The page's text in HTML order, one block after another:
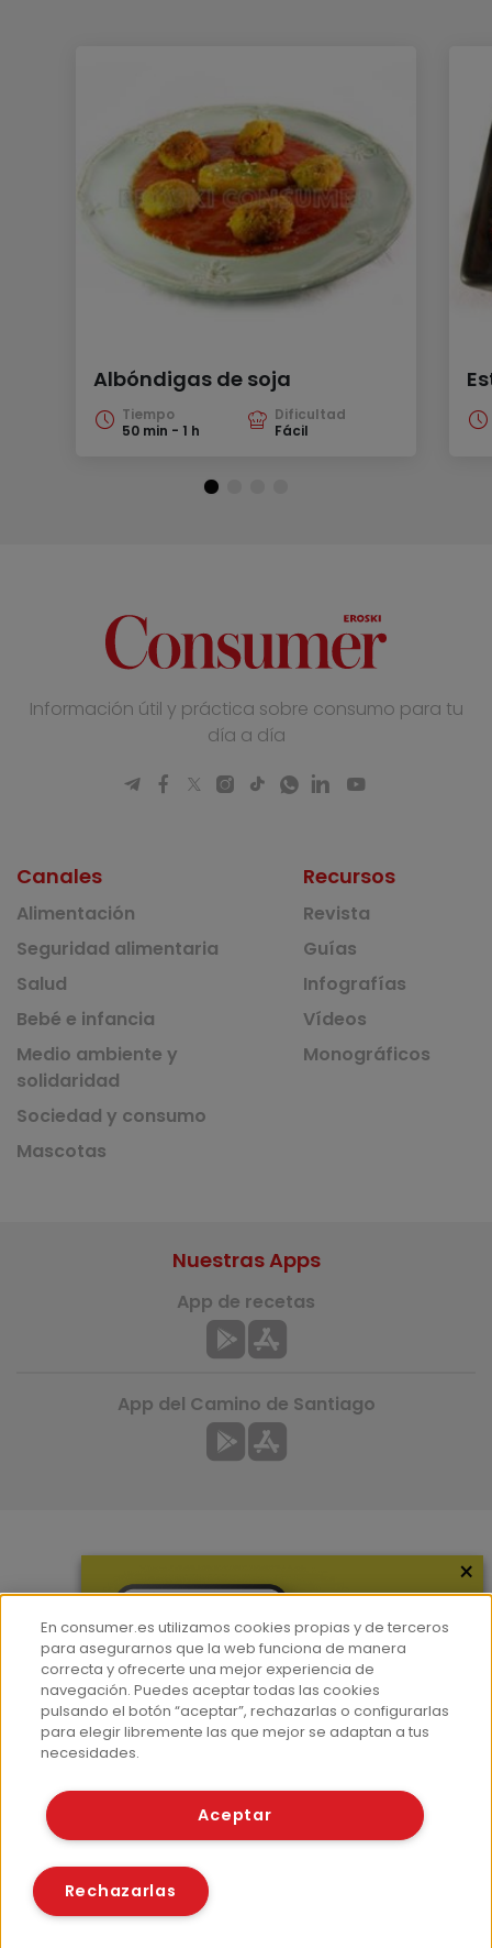
Albóndigas de soja
Tiempo
50 min - 1 h
Dificultad
Fácil
Información útil y práctica sobre consumo para tu
día a día
Canales
Alimentación
Seguridad alimentaria
Salud
Bebé e infancia
Medio ambiente y
solidaridad
Sociedad y consumo
Mascotas
Recursos
Revista
Guías
Infografías
Vídeos
Monográficos
Hemeroteca
Contacto
Prensa
Corpus Lingüístico Consumer
Nuestras Apps
App de recetas
App del Camino de Santiago
© Fundación EROSKI
Políticas de cookies
×
En consumer.es utilizamos cookies propias y de terceros
para asegurarnos que la web funciona de manera
correcta y ofrecerte una mejor experiencia de
navegación. Puedes aceptar todas las cookies
pulsando el botón “aceptar”, rechazarlas o configurarlas
para elegir libremente las que mejor se adaptan a tus
necesidades.
Aceptar
Rechazarlas